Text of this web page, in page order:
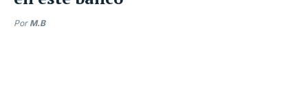
Por M.B